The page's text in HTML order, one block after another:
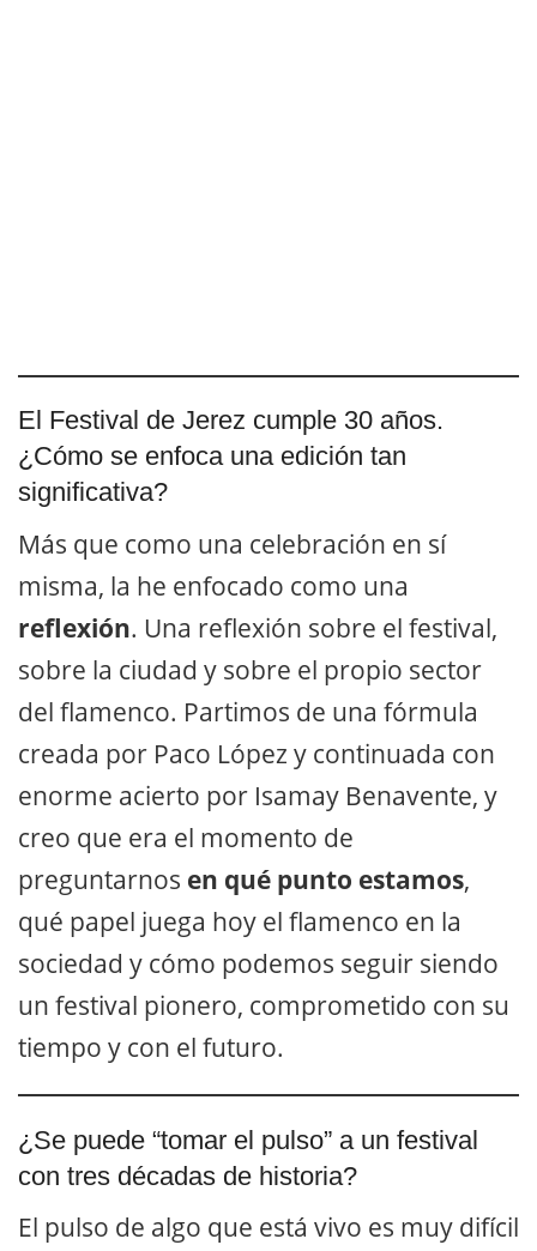
El Festival de Jerez cumple 30 años.
¿Cómo se enfoca una edición tan
significativa?
Más que como una celebración en sí
misma, la he enfocado como una
reflexión. Una reflexión sobre el festival,
sobre la ciudad y sobre el propio sector
del flamenco. Partimos de una fórmula
creada por Paco López y continuada con
enorme acierto por Isamay Benavente, y
creo que era el momento de
preguntarnos en qué punto estamos,
qué papel juega hoy el flamenco en la
sociedad y cómo podemos seguir siendo
un festival pionero, comprometido con su
tiempo y con el futuro.
¿Se puede “tomar el pulso” a un festival
con tres décadas de historia?
El pulso de algo que está vivo es muy difícil